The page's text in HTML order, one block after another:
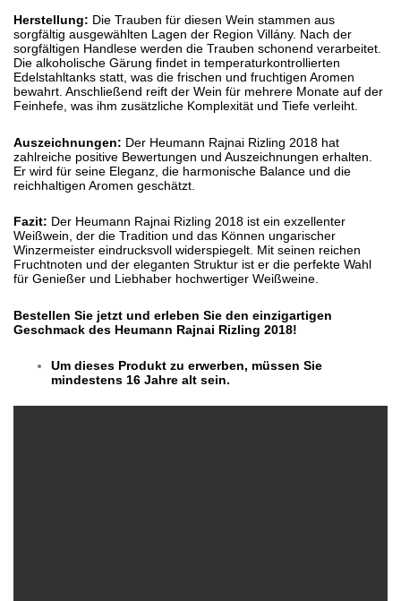
Herstellung: Die Trauben für diesen Wein stammen aus
sorgfältig ausgewählten Lagen der Region Villány. Nach der
sorgfältigen Handlese werden die Trauben schonend verarbeitet.
Die alkoholische Gärung findet in temperaturkontrollierten
Edelstahltanks statt, was die frischen und fruchtigen Aromen
bewahrt. Anschließend reift der Wein für mehrere Monate auf der
Feinhefe, was ihm zusätzliche Komplexität und Tiefe verleiht.
Auszeichnungen: Der Heumann Rajnai Rizling 2018 hat
zahlreiche positive Bewertungen und Auszeichnungen erhalten.
Er wird für seine Eleganz, die harmonische Balance und die
reichhaltigen Aromen geschätzt.
Fazit: Der Heumann Rajnai Rizling 2018 ist ein exzellenter
Weißwein, der die Tradition und das Können ungarischer
Winzermeister eindrucksvoll widerspiegelt. Mit seinen reichen
Fruchtnoten und der eleganten Struktur ist er die perfekte Wahl
für Genießer und Liebhaber hochwertiger Weißweine.
Bestellen Sie jetzt und erleben Sie den einzigartigen
Geschmack des Heumann Rajnai Rizling 2018!
Um dieses Produkt zu erwerben, müssen Sie
mindestens 16 Jahre alt sein.